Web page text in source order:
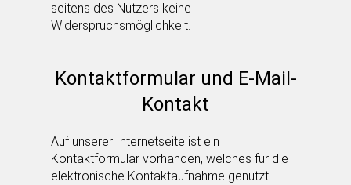
seitens des Nutzers keine
Widerspruchsmöglichkeit.
Kontaktformular und E-Mail-
Kontakt
Auf unserer Internetseite ist ein
Kontaktformular vorhanden, welches für die
elektronische Kontaktaufnahme genutzt